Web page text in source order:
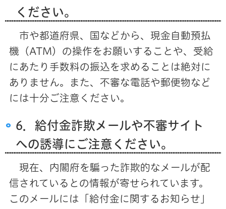
ください。
市や都道府県、国などから、現金自動預払
機（ATM）の操作をお願いすることや、受給
にあたり手数料の振込を求めることは絶対に
ありません。また、不審な電話や郵便物など
には十分ご注意ください。
6．給付金詐欺メールや不審サイト
への誘導にご注意ください。
現在、内閣府を騙った詐欺的なメールが配
信されているとの情報が寄せられています。
このメールには「給付金に関するお知らせ」